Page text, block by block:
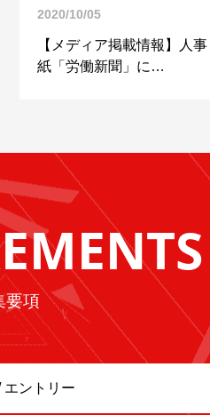
2020/10/05
【メディア掲載情報】人
紙「労働新聞」に…
要項
エントリー